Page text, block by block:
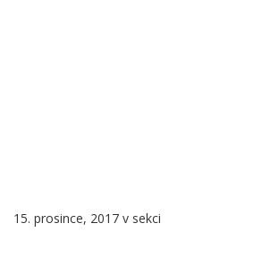
15. prosince, 2017 v sekci